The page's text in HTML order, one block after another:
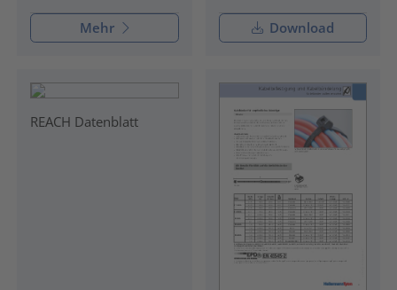
Mehr Download
REACH Datenblatt